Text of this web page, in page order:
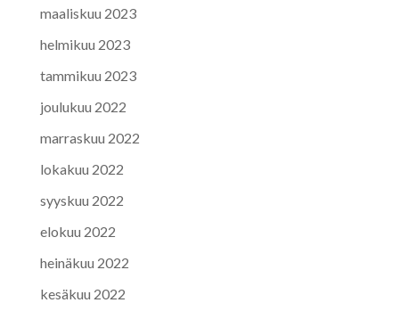
maaliskuu 2023
helmikuu 2023
tammikuu 2023
joulukuu 2022
marraskuu 2022
lokakuu 2022
syyskuu 2022
elokuu 2022
heinäkuu 2022
kesäkuu 2022